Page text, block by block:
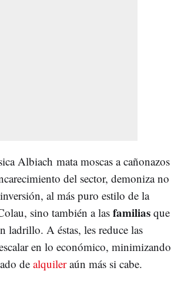
Albiach mata moscas a cañonazos
del sector, demoniza no
al más puro estilo de la
sino también a las familias que
ladrillo. A éstas, les reduce las
en lo económico, minimizando
de alquileraún más si cabe.